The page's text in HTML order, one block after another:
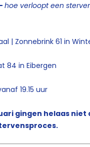
hoe verloopt een
| Zonnebrink 61 in
84 in Eibergen
19.15 uur
gingen helaas niet